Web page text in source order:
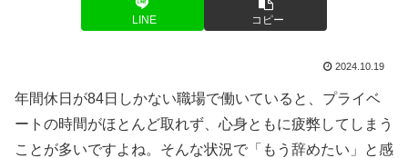
LINE コピー
2024.10.19
年間休日が84日しかない職場で働いていると、プライベ
ートの時間がほとんど取れず、心身ともに疲弊してしまう
ことが多いですよね。そんな状況で「もう辞めたい」と感